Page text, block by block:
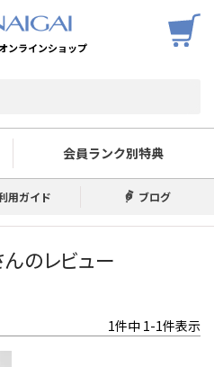
ンラインショップ
会員ランク別特典
用ガイド ブログ
のレビュー
1件中 1-1件表示